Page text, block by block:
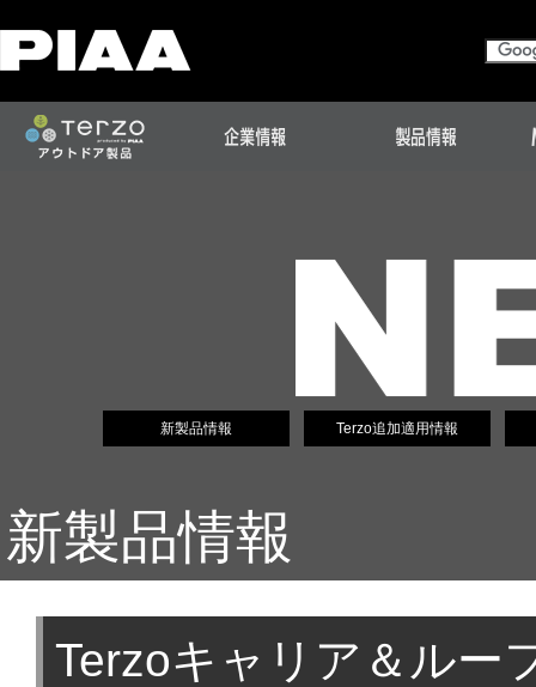
新製品情報 Terzo追加適用情報
新製品情報
Terzoキャリア＆ルー